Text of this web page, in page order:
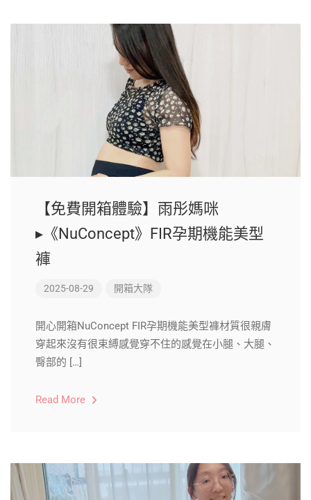
【免費開箱體驗】雨彤媽咪
▸《NuConcept》FIR孕期機能美型
褲
2025-08-29 開箱大隊
開心開箱NuConcept FIR孕期機能美型褲材質很親膚
穿起來沒有很束縛感覺穿不住的感覺在小腿、大腿、
臀部的 […]
Read More